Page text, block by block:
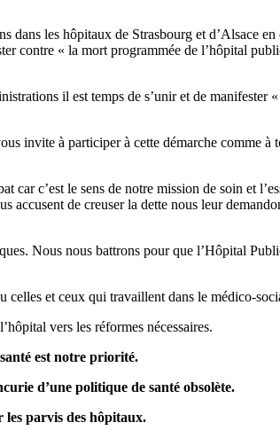
les hôpitaux de Strasbourg et d’Alsace
contre « la mort programmée de l’hôpital
il est temps de s’unir et de manifester
invite à participer à cette démarche comme à
c’est le sens de notre mission de soin et
de creuser la dette nous leur
Nous nous battrons pour que l’Hôpital
celles et ceux qui travaillent dans le médico-
vers les réformes nécessaires.
est notre priorité.
d’une politique de santé obsolète.
les parvis des hôpitaux.